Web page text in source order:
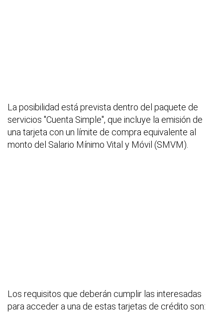
La posibilidad está prevista dentro del paquete de
servicios "Cuenta Simple", que incluye la emisión de
una tarjeta con un límite de compra equivalente al
monto del Salario Mínimo Vital y Móvil (SMVM).
Los requisitos que deberán cumplir las interesadas
para acceder a una de estas tarjetas de crédito son: